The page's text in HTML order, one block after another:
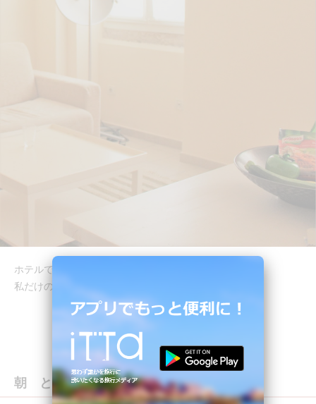
ホテルでは味わえない、居心地の良い時間。
私だけのくつろぎ空間。
朝 ときどき 夕暮れさんぽ